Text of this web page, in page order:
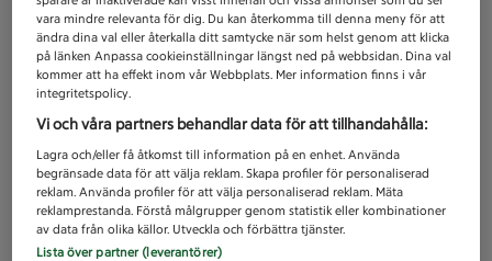
vara mindre relevanta för dig. Du kan återkomma till denna meny för att
ändra dina val eller återkalla ditt samtycke när som helst genom att klicka
på länken Anpassa cookieinställningar längst ned på webbsidan. Dina val
kommer att ha effekt inom vår Webbplats. Mer information finns i vår
integritetspolicy.
Vi och våra partners behandlar data för att tillhandahålla:
Lagra och/eller få åtkomst till information på en enhet. Använda
begränsade data för att välja reklam. Skapa profiler för personaliserad
reklam. Använda profiler för att välja personaliserad reklam. Mäta
reklamprestanda. Förstå målgrupper genom statistik eller kombinationer
av data från olika källor. Utveckla och förbättra tjänster.
Lista över partner (leverantörer)